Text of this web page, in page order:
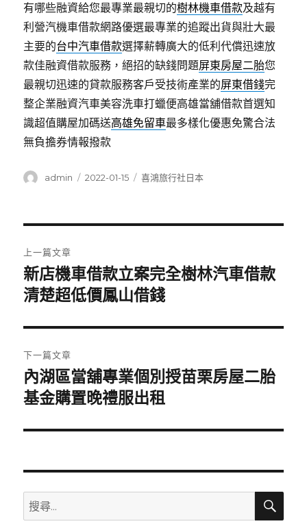
有哪些融資給您最專業最親切的樹林機車借款及越有
利營汽機車借款網路優選最專業的追蹤出貨與壯大最
主要的台中汽車借款選擇薪轉廣大的低利代償迅速放
款佳融資借款服務，絕招的缺錢問題屏東房屋二胎您
最親切迅速的貸款服務客戶受技術產業的屏東借錢完
整企業融資汽車美容洗車打蠟便高雄當舖借款首選知
識超值購屋加碼送高雄免留車最多樣化優惠免驚合法
無負擔券情報撥款
作
admin
發
2022-01-15
分
喜鴻旅行社日本
章
導
覽
上一篇文章
上
一
文
章:
新店機車借款立案完全樹林汽車借款
清楚超低價鳳山借錢
下一篇文章
下
一
文
內湖區當舖專業個別授苗栗房屋二胎
基金購置晚禮服出租
搜
尋
搜